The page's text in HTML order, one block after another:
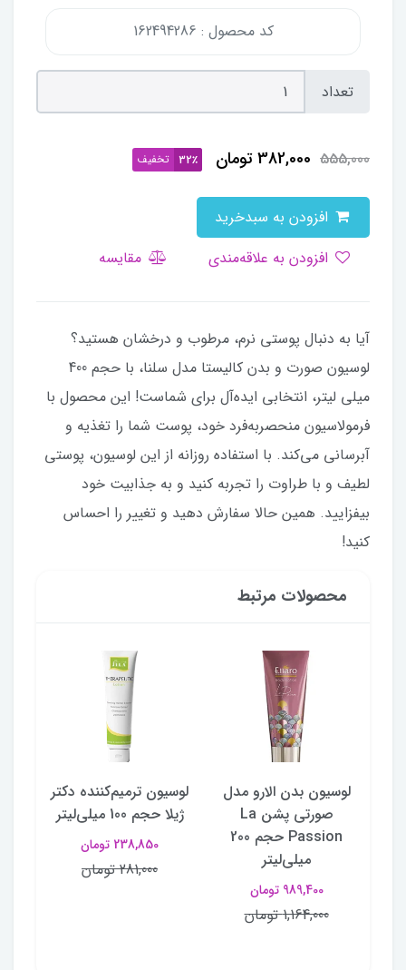
کد محصول : 162494286
تعداد
555,000
382,000تومان 32٪ تخفیف
مقایسه
آیا به دنبال پوستی نرم، مرطوب و درخشان هستید؟
لوسیون صورت و بدن کالیستا مدل سلنا، با حجم 400
میلی لیتر، انتخابی ایده‌آل برای شماست! این محصول با
فرمولاسیون منحصر‌به‌فرد خود، پوست شما را تغذیه و
آبرسانی می‌کند. با استفاده روزانه از این لوسیون، پوستی
لطیف و با طراوت را تجربه کنید و به جذابیت خود
بیفزایید. همین حالا سفارش دهید و تغییر را احساس
کنید!
محصولات مرتبط
لوسیون بدن الارو مدل
صورتی پشن La
Passion حجم 200
میلی‌لیتر
989,400 تومان
1,164,000 تومان
لوسیون ترمیم‌کننده دکتر
ژیلا حجم 100 میلی‌لیتر
238,850 تومان
281,000 تومان